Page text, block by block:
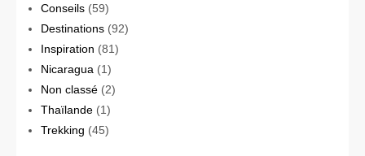
Conseils (59)
Destinations (92)
Inspiration (81)
Nicaragua (1)
Non classé (2)
Thaïlande (1)
Trekking (45)